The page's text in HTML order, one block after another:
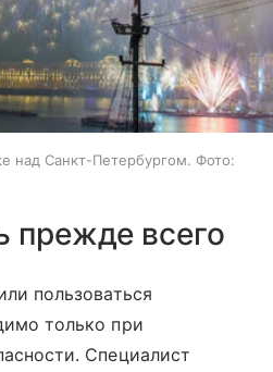
над Санкт-Петербургом. Фото:
прежде всего
пользоваться
только при
Специалист